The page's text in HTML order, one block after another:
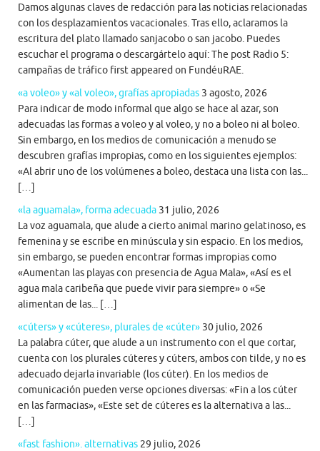
Damos algunas claves de redacción para las noticias relacionadas
con los desplazamientos vacacionales. Tras ello, aclaramos la
escritura del plato llamado sanjacobo o san jacobo. Puedes
escuchar el programa o descargártelo aquí: The post Radio 5:
campañas de tráfico first appeared on FundéuRAE.
«a voleo» y «al voleo», grafías apropiadas 3 agosto, 2026
Para indicar de modo informal que algo se hace al azar, son
adecuadas las formas a voleo y al voleo, y no a boleo ni al boleo.
Sin embargo, en los medios de comunicación a menudo se
descubren grafías impropias, como en los siguientes ejemplos:
«Al abrir uno de los volúmenes a boleo, destaca una lista con las...
[…]
«la aguamala», forma adecuada 31 julio, 2026
La voz aguamala, que alude a cierto animal marino gelatinoso, es
femenina y se escribe en minúscula y sin espacio. En los medios,
sin embargo, se pueden encontrar formas impropias como
«Aumentan las playas con presencia de Agua Mala», «Así es el
agua mala caribeña que puede vivir para siempre» o «Se
alimentan de las... […]
«cúters» y «cúteres», plurales de «cúter» 30 julio, 2026
La palabra cúter, que alude a un instrumento con el que cortar,
cuenta con los plurales cúteres y cúters, ambos con tilde, y no es
adecuado dejarla invariable (los cúter). En los medios de
comunicación pueden verse opciones diversas: «Fin a los cúter
en las farmacias», «Este set de cúteres es la alternativa a las...
[…]
«fast fashion». alternativas 29 julio, 2026